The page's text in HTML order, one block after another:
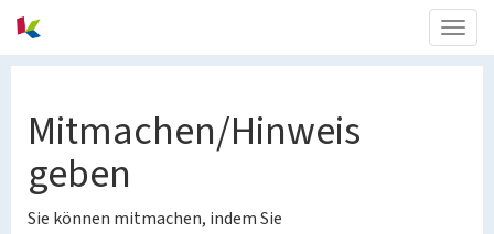
Mitmachen/Hinweis
geben
Sie können mitmachen, indem Sie